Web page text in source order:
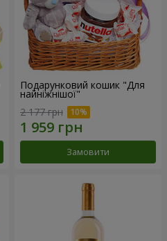
Подарунковий кошик "Для
найніжнішої"
2 177 грн
Замовити